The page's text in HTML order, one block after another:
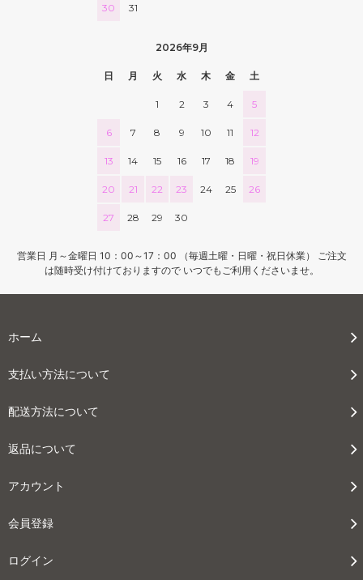
30 31
2026年9月
日 月 火 水 木 金 土
1 2 3 4 5
6 7 8 9 10 11 12
13 14 15 16 17 18 19
20 21 22 23 24 25 26
27 28 29 30
営業日 月～金曜日 10：00～17：00 （毎週土曜・日曜・祝日休業） ご注文
は随時受け付けておりますので いつでもご利用くださいませ。
ホーム
支払い方法について
配送方法について
返品について
アカウント
会員登録
ログイン